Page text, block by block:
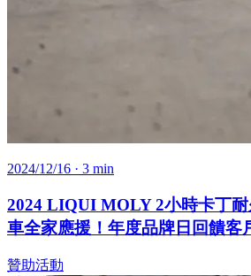
2024/12/16 · 3 min
2024 LIQUI MOLY 2小時卡丁
車全家應援！年度品牌日回饋客
贊助活動